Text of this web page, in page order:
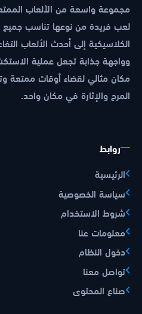
مجموعة واسعة من الألعاب
لعب فريدة من نوعها تناسب جميع
الكلاسيكية إلى أحدث الألعاب
وواجهة جذابة تجعل عملية
مكان مثالي لقضاء أوقات ممتعة
المرح والإثارة في مكان واحد.
روابط
الرئيسية
سياسة الخصوصية
شروط الاستخدام
معلومات عنا
دخول النظام
تواصل معنا
صناع المحتوى